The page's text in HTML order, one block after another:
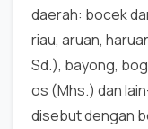
daerah: bocek
riau, aruan,
Sd.), bayong,
os (Mhs.) dan
disebut dengan